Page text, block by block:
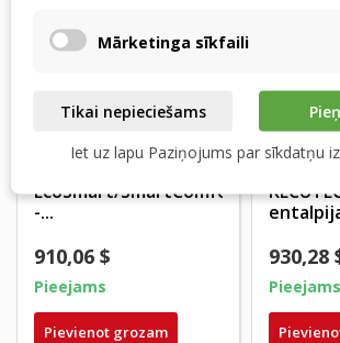
Orcon HRC
EcoMax/MaxComfort
EcoSmart/SmartComfort
-...
910,06 $
Pieejams
Pievienot grozam
Orcon
930,28
Pieejams
Mārketinga sīkfaili
Tikai nepieciešams
Iet uz lapu Paziņojums par sīkdatņu